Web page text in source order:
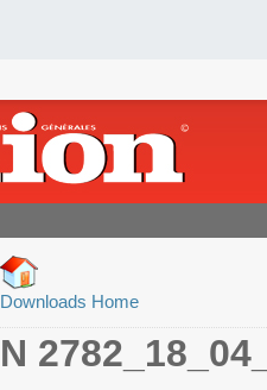
Downloads Home
N